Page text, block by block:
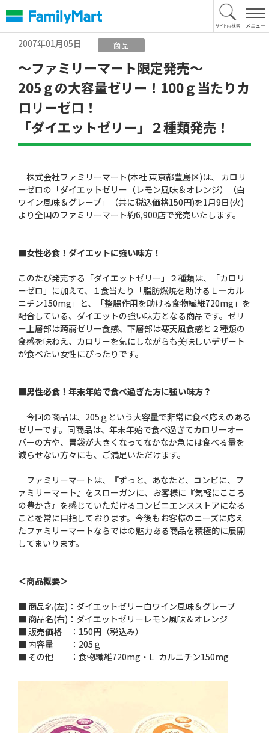
文
へ
2007年01月05日
商品
〜ファミリーマート限定発売〜
205ｇの大容量ゼリー！100ｇ当たりカ
ロリーゼロ！
「ダイエットゼリー」２種類発売！
株式会社ファミリーマート(本社 東京都豊島区)は、 カロリ
ーゼロの「ダイエットゼリー（レモン風味＆オレンジ）（白
ワイン風味＆グレープ」（共に税込価格150円)を1月9日(火)
より全国のファミリーマート約6,900店で発売いたします。
■女性必食！ダイエットに強い味方！
このたび発売する「ダイエットゼリー」２種類は、「カロリ
ーゼロ」に加えて、１食当たり「脂肪燃焼を助けるＬ—カル
ニチン150mg」と、「整腸作用を助ける食物繊維720mg」を
配合している、ダイエットの強い味方となる商品です。ゼリ
ー上層部は蒟蒻ゼリー食感、下層部は寒天風食感と２種類の
食感を味わえ、カロリーを気にしながらも美味しいデザート
が食べたい女性にぴったりです。
■男性必食！年末年始で食べ過ぎた方に強い味方？
今回の商品は、205ｇという大容量で非常に食べ応えのある
ゼリーです。同商品は、年末年始で食べ過ぎてカロリーオー
バーの方や、胃袋が大きくなってなかなか急には食べる量を
減らせない方々にも、ご満足いただけます。
ファミリーマートは、『ずっと、あなたと、コンビに、フ
ァミリーマート』をスローガンに、お客様に『気軽にこころ
の豊かさ』を感じていただけるコンビニエンスストアになる
ことを常に目指しております。今後もお客様のニーズに応え
たファミリーマートならではの魅力ある商品を積極的に展開
してまいります。
＜商品概要＞
■ 商品名(左)：ダイエットゼリー白ワイン風味＆グレープ
■ 商品名(右)：ダイエットゼリーレモン風味＆オレンジ
■ 販売価格 ：150円（税込み）
■ 内容量 ：205ｇ
■ その他 ：食物繊維720mg・L−カルニチン150mg